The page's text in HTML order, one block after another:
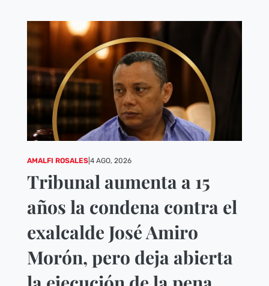
AMALFI ROSALES| 4 AGO, 2026
Tribunal aumenta a 15
años la condena contra el
exalcalde José Amiro
Morón, pero deja abierta